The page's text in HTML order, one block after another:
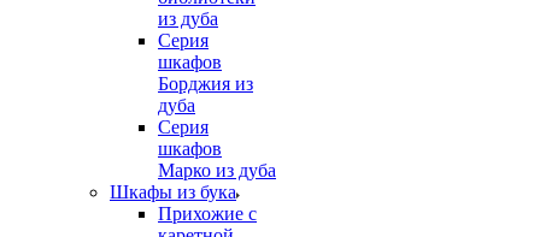
из дуба
Серия
шкафов
Борджия из
дуба
Серия
шкафов
Марко из дуба
Шкафы из бука
Прихожие с